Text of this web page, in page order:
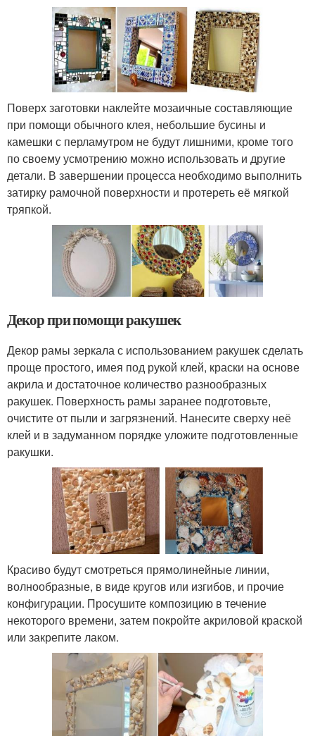
Поверх заготовки наклейте мозаичные составляющие
при помощи обычного клея, небольшие бусины и
камешки с перламутром не будут лишними, кроме того
по своему усмотрению можно использовать и другие
детали. В завершении процесса необходимо выполнить
затирку рамочной поверхности и протереть её мягкой
тряпкой.
Декор при помощи ракушек
Декор рамы зеркала с использованием ракушек сделать
проще простого, имея под рукой клей, краски на основе
акрила и достаточное количество разнообразных
ракушек. Поверхность рамы заранее подготовьте,
очистите от пыли и загрязнений. Нанесите сверху неё
клей и в задуманном порядке уложите подготовленные
ракушки.
Красиво будут смотреться прямолинейные линии,
волнообразные, в виде кругов или изгибов, и прочие
конфигурации. Просушите композицию в течение
некоторого времени, затем покройте акриловой краской
или закрепите лаком.